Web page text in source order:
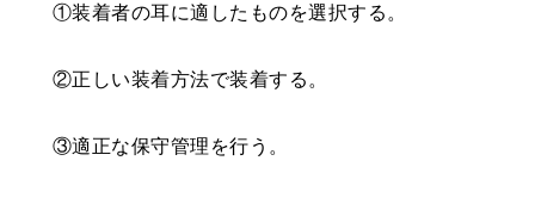
①装着者の耳に適したものを選択する。
②正しい装着方法で装着する。
③適正な保守管理を行う。